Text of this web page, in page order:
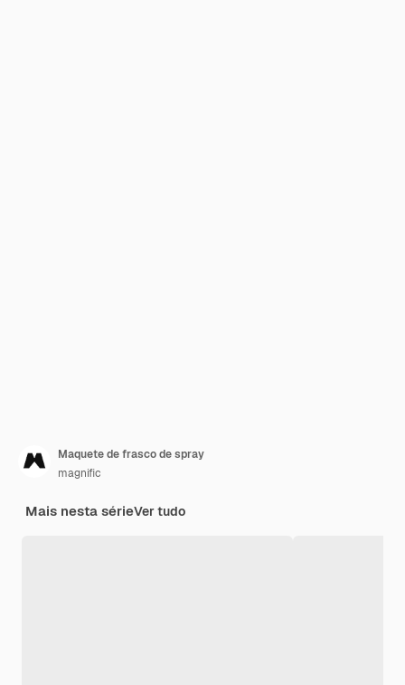
Maquete de frasco de spray
magnific
Mais nesta sérieVer tudo